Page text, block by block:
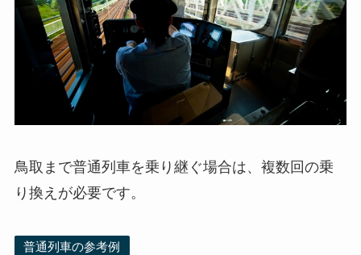
鳥取まで普通列車を乗り継ぐ場合は、複数回の乗
り換えが必要です。
普通列車の参考例